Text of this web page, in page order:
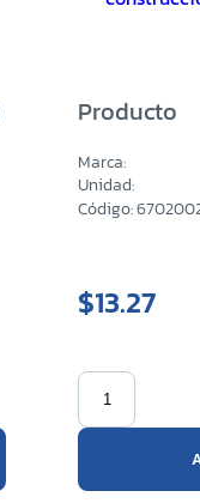
Producto
Marca:
Unidad:
Código:
$13.27